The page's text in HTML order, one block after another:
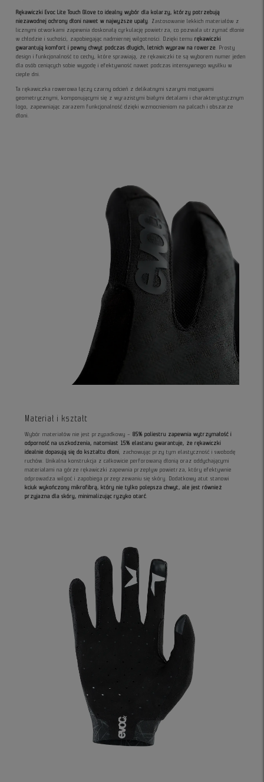
Rękawiczki Evoc Lite Touch Glove to idealny wybór dla kolarzy, którzy potrzebują
niezawodnej ochrony dłoni nawet w najwyższe upały
. Zastosowanie lekkich materiałów z
licznymi otworkami zapewnia doskonałą cyrkulację powietrza, co pozwala utrzymać dłonie
w chłodzie i suchości, zapobiegając nadmiernej wilgotności. Dzięki temurękawiczki
gwarantują komfort i pewny chwyt podczas długich, letnich wypraw na rowerze
. Prosty
design i funkcjonalność to cechy, które sprawiają, że rękawiczki te są wyborem numer jeden
dla osób ceniących sobie wygodę i efektywność nawet podczas intensywnego wysiłku w
ciepłe dni.
Ta rękawiczka rowerowa łączy czarny odcień z delikatnymi szarymi motywami
geometrycznymi, komponującymi się z wyrazistymi białymi detalami i charakterystycznym
logo, zapewniając zarazem funkcjonalność dzięki wzmocnieniom na palcach i obszarze
dłoni.
Materiał i kształt
Wybór materiałów nie jest przypadkowy – 85% poliestru zapewnia wytrzymałość i
odporność na uszkodzenia, natomiast 15% elastanu gwarantuje, że rękawiczki
idealnie dopasują się do kształtu dłoni
, zachowując przy tym elastyczność i swobodę
ruchów. Unikalna konstrukcja z całkowicie perforowaną dłonią oraz oddychającymi
materiałami na górze rękawiczki zapewnia przepływ powietrza, który efektywnie
odprowadza wilgoć i zapobiega przegrzewaniu się skóry. Dodatkowy atut stanowi
kciuk wykończony mikrofibrą, który nie tylko polepsza chwyt, ale jest również
przyjazna dla skóry, minimalizując ryzyko otarć